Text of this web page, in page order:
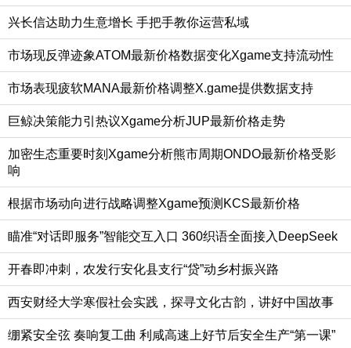
兴长信达助力生意增长 手把手教你运营私域
市场现反弹迹象ATOM最新价格数据变化Xgame支持流动性
市场表现疲软MANA最新价格调整X.game提供数据支持
巨鲸决策能力引热议Xgame分析JUP最新价格走势
加密生态重要时刻Xgame分析熊市周期ONDO最新价格受影
响
根据市场动向进行战略调整Xgame预测KCS最新价格
瞄准“对话即服务”智能交互入口 360织语全面接入DeepSeek
开春即冲刺，农发行安化县支行“贷”动乡村振兴路
西安财经大学寒假社会实践，探寻文化古韵，讲好中国故事
绷紧安全弦 奏响复工曲 利咸高速上好节后安全生产“第一课”